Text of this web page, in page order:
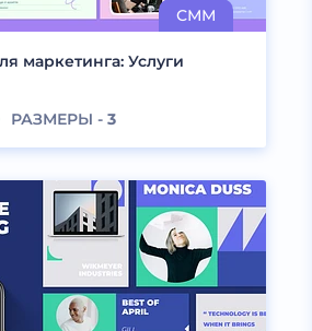
маркетинга: Услуги
РАЗМЕРЫ - 3